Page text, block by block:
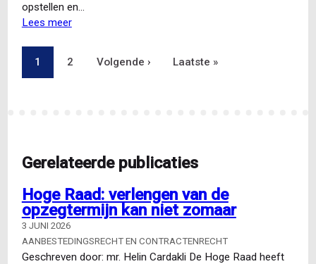
opstellen en…
Lees meerover
Paginering
Pagina
1 Pagina
2 Volgende
Volgende › Laatste
Laatste »
Gerelateerde publicaties
Hoge Raad: verlengen van de
opzegtermijn kan niet zomaar
3 JUNI 2026
AANBESTEDINGSRECHT EN CONTRACTENRECHT
Geschreven door: mr. Helin Cardakli De Hoge Raad heeft